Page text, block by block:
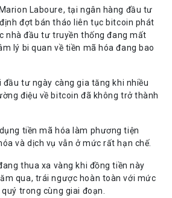
Laboure, tại ngân hàng đầu tư
đợt bán tháo liên tục bitcoin phát
nhà đầu tư truyền thống đang mất
lý bi quan về tiền mã hóa đang bao
tư ngày càng gia tăng khi nhiều
điệu về bitcoin đã không trở thành
tiền mã hóa làm phương tiện
và dịch vụ vẫn ở mức rất hạn chế.
thua xa vàng khi đồng tiền này
qua, trái ngược hoàn toàn với mức
trong cùng giai đoạn.